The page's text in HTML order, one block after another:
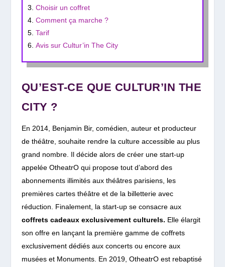
Choisir un coffret
Comment ça marche ?
Tarif
Avis sur Cultur’in The City
QU’EST-CE QUE CULTUR’IN THE
CITY ?
En 2014, Benjamin Bir, comédien, auteur et producteur
de théâtre, souhaite rendre la culture accessible au plus
grand nombre. Il décide alors de créer une start-up
appelée OtheatrO qui propose tout d’abord des
abonnements illimités aux théâtres parisiens, les
premières cartes théâtre et de la billetterie avec
réduction. Finalement, la start-up se consacre aux
coffrets cadeaux exclusivement culturels. Elle élargit
son offre en lançant la première gamme de coffrets
exclusivement dédiés aux concerts ou encore aux
musées et Monuments. En 2019, OtheatrO est rebaptisé